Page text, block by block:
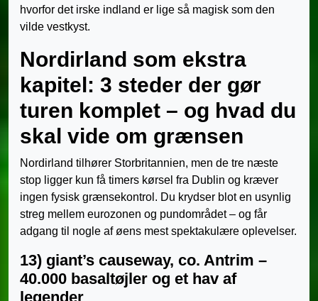
hvorfor det irske indland er lige så magisk som den
vilde vestkyst.
Nordirland som ekstra
kapitel: 3 steder der gør
turen komplet – og hvad du
skal vide om grænsen
Nordirland tilhører Storbritannien, men de tre næste
stop ligger kun få timers kørsel fra Dublin og kræver
ingen fysisk grænsekontrol. Du krydser blot en usynlig
streg mellem eurozonen og pundområdet – og får
adgang til nogle af øens mest spektakulære oplevelser.
13) giant’s causeway, co. Antrim –
40.000 basaltøjler og et hav af
legender